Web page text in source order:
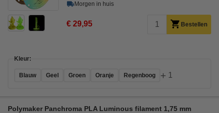
Morgen in huis
€ 29,95 Bestellen
Kleur:
Blauw Geel Groen Oranje Regenboog + 1
Polymaker Panchroma PLA Luminous filament 1,75 mm